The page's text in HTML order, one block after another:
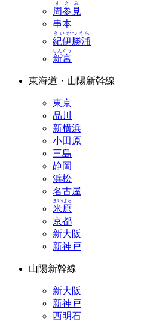
周参見
すさみ
串本
紀伊勝浦
きいかつうら
新宮
しんぐう
東海道・山陽新幹線
東京
品川
新横浜
小田原
三島
静岡
浜松
名古屋
米原
まいばら
京都
新大阪
新神戸
山陽新幹線
新大阪
新神戸
西明石